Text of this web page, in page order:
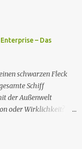
– Das
schwarzen Fleck
Schiff
der Außenwelt
oder Wirklichkeit?
USA 26. Nov.